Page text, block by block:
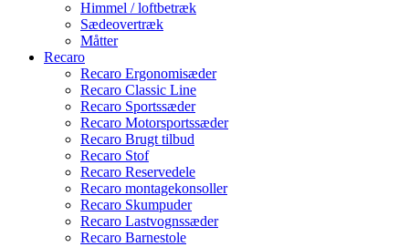
Himmel / loftbetræk
Sædeovertræk
Måtter
Recaro
Recaro Ergonomisæder
Recaro Classic Line
Recaro Sportssæder
Recaro Motorsportssæder
Recaro Brugt tilbud
Recaro Stof
Recaro Reservedele
Recaro montagekonsoller
Recaro Skumpuder
Recaro Lastvognssæder
Recaro Barnestole